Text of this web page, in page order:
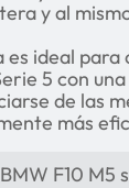
y al
ideal para
5 con
de las
más
BMW F10 M5